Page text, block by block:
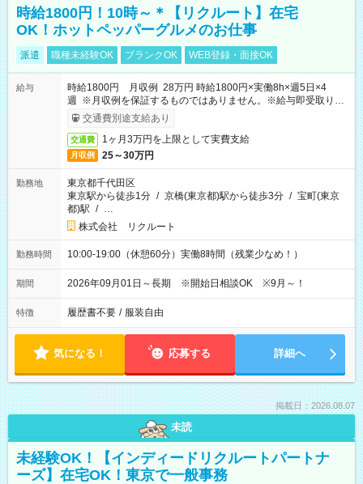
時給1800円！10時～＊【リクルート】在宅
OK！ホットペッパーグルメのお仕事
派遣 職種未経験OK ブランクOK WEB登録・面接OK
給与
時給1800円 月収例 28万円 時給1800円×実働8h×週5日×4
週 ※月収例を保証するものではありません。※給与即受取りサ
ービス利用可（利用条件有）
交通費別途支給あり
交通費 1ヶ月3万円を上限として実費支給
月収例 25～30万円
勤務地
東京都千代田区
東京駅から徒歩1分 / 京橋(東京都)駅から徒歩3分 / 宝町(東京
都)駅 / …
株式会社 リクルート
勤務時間 10:00-19:00（休憩60分）実働8時間（残業少なめ！）
期間 2026年09月01日～長期 ※開始日相談OK ※9月～！
特徴 履歴書不要 / 服装自由
気になる！ 応募する 詳細へ
掲載日：2026.08.07
未読
未経験OK！【インディードリクルートパートナ
ーズ】在宅OK！東京で一般事務